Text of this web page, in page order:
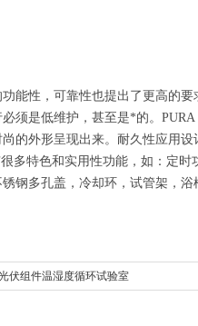
能性，可靠性也提出了更高的要
须是低维护，甚至是*的。
的外形呈现出来。 耐久性应用设
多特色和实用性功能，如： 定时
钢多孔盖，冷却环，试管架，浴
伏组件温湿度循环试验室